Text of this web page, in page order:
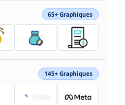
0 0 0-26.729-8.878c-
7.533-.474h-31.227c-
65.059 65.059 0
15.615
13.497 29.5 22.034
0 67.659-28.625
23.618-12.575-42.731-
113.352c-33.074 0-
59.887 0-33.075
59.888 33.076 0 59.89
65+ Graphiques
145+ Graphiques